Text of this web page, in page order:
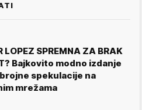
LOPEZ SPREMNA ZA BRAK
Bajkovito modno izdanje
spekulacije na
mrežama